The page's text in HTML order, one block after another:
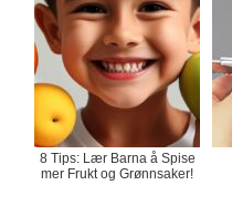
8 Tips: Lær Barna å Spise
mer Frukt og Grønnsaker!